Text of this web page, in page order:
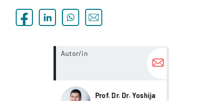
Autor/in
Prof. Dr. Dr. Yoshija
more...